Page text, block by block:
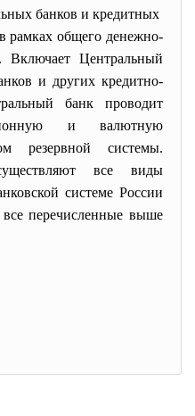
банков и кредитных
рамках общего денежно-
Включает Центральный
и других кредитно-
банк проводит
и валютную
резервной системы.
все виды
системе России
все перечисленные выше